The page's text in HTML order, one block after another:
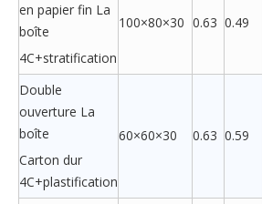
en papier fin La
boîte
4C+stratification
100×80×30 0.63 0.49
Double
ouverture La
boîte
Carton dur
4C+plastification
60×60×30 0.63 0.59